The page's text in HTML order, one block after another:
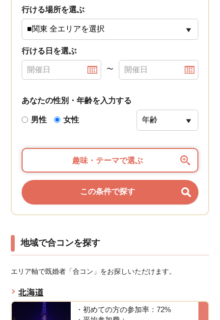
行ける場所を選ぶ
行ける日を選ぶ
〜
あなたの性別・年齢を入力する
男性 女性
趣味・テーマで選ぶ
地域で合コンを探す
エリア軸で既婚者「合コン」をお探しいただけます。
北海道
・初めての方の参加率：72%